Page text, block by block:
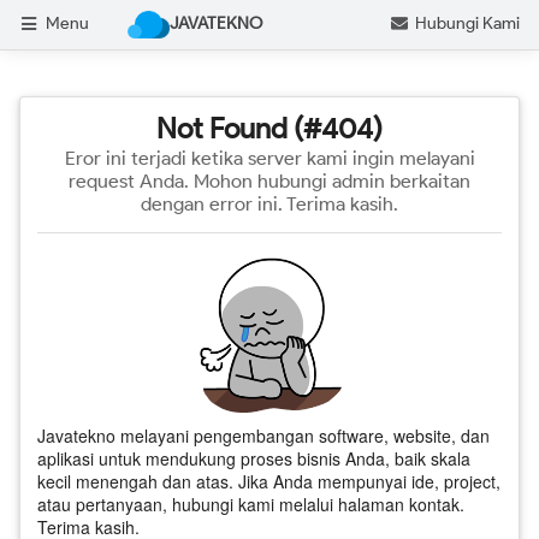
Menu JAVATEKNO Hubungi Kami
Not Found (#404)
Eror ini terjadi ketika server kami ingin melayani
request Anda. Mohon hubungi admin berkaitan
dengan error ini. Terima kasih.
Javatekno melayani pengembangan software, website, dan
aplikasi untuk mendukung proses bisnis Anda, baik skala
kecil menengah dan atas. Jika Anda mempunyai ide, project,
atau pertanyaan, hubungi kami melalui halaman kontak.
Terima kasih.